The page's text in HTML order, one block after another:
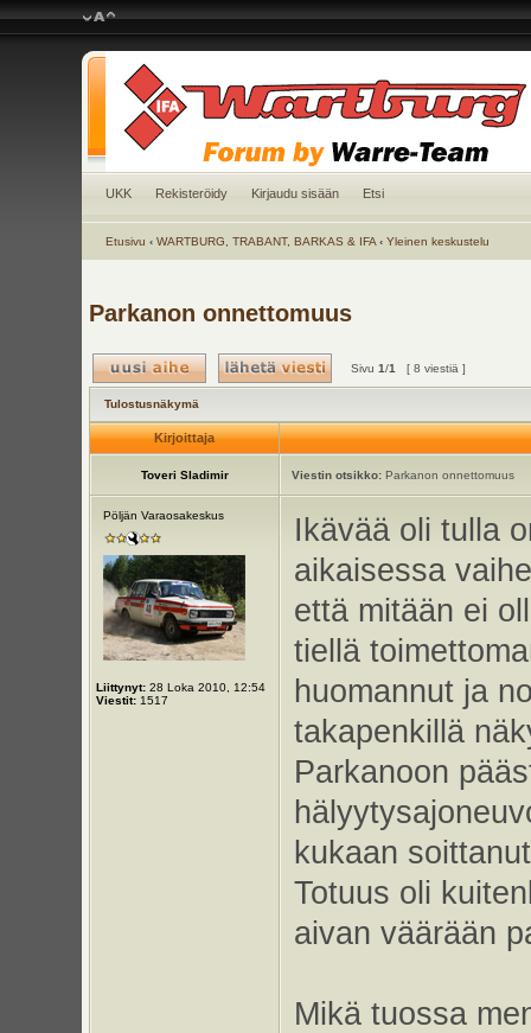
UKK Rekisteröidy Kirjaudu sisään Etsi
Etusivu ‹ WARTBURG, TRABANT, BARKAS & IFA ‹ Yleinen keskustelu
Parkanon onnettomuus
Sivu 1/1 [ 8 viestiä ]
Tulostusnäkymä
Kirjoittaja
Toveri Sladimir Viestin otsikko:Parkanon onnettomuus
Pöljän Varaosakeskus
Liittynyt:28 Loka 2010, 12:54
Viestit:1517
Ikävää oli tulla
aikaisessa
että mitään ei
tiellä
huomannut ja
takapenkillä
Parkanoon
kukaan
Totuus oli
aivan väärään
Mikä tuossa